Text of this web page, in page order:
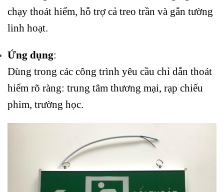
chạy thoát hiểm, hỗ trợ cả treo trần và gắn tường
linh hoạt.
Ứng dụng:
Dùng trong các công trình yêu cầu chỉ dẫn thoát
hiểm rõ ràng: trung tâm thương mại, rạp chiếu
phim, trường học.